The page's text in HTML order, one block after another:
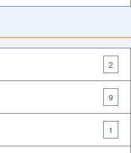
2
9
1